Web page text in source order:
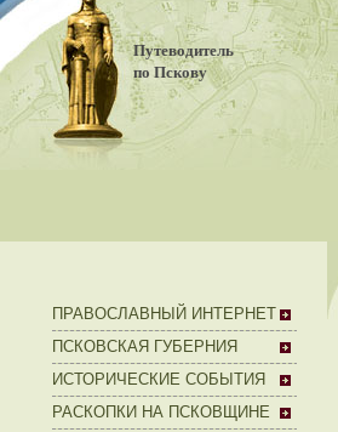
Путеводитель
по Пскову
ПРАВОСЛАВНЫЙ ИНТЕРНЕТ
ПСКОВСКАЯ ГУБЕРНИЯ
ИСТОРИЧЕСКИЕ СОБЫТИЯ
РАСКОПКИ НА ПСКОВЩИНЕ